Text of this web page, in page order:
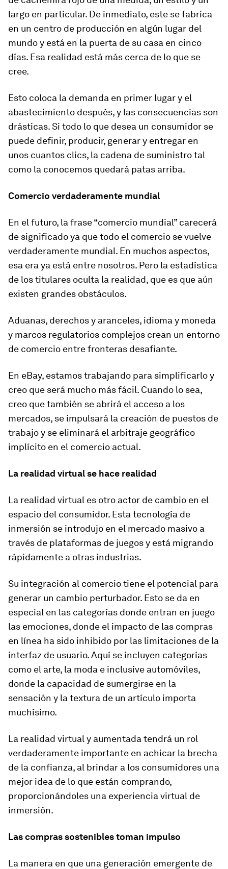
largo en particular. De inmediato, este se fabrica
en un centro de producción en algún lugar del
mundo y está en la puerta de su casa en cinco
días. Esa realidad está más cerca de lo que se
cree.
Esto coloca la demanda en primer lugar y el
abastecimiento después, y las consecuencias son
drásticas. Si todo lo que desea un consumidor se
puede definir, producir, generar y entregar en
unos cuantos clics, la cadena de suministro tal
como la conocemos quedará patas arriba.
Comercio verdaderamente mundial
En el futuro, la frase “comercio mundial” carecerá
de significado ya que todo el comercio se vuelve
verdaderamente mundial. En muchos aspectos,
esa era ya está entre nosotros. Pero la estadística
de los titulares oculta la realidad, que es que aún
existen grandes obstáculos.
Aduanas, derechos y aranceles, idioma y moneda
y marcos regulatorios complejos crean un entorno
de comercio entre fronteras desafiante.
En eBay, estamos trabajando para simplificarlo y
creo que será mucho más fácil. Cuando lo sea,
creo que también se abrirá el acceso a los
mercados, se impulsará la creación de puestos de
trabajo y se eliminará el arbitraje geográfico
implícito en el comercio actual.
La realidad virtual se hace realidad
La realidad virtual es otro actor de cambio en el
espacio del consumidor. Esta tecnología de
inmersión se introdujo en el mercado masivo a
través de plataformas de juegos y está migrando
rápidamente a otras industrias.
Su integración al comercio tiene el potencial para
generar un cambio perturbador. Esto se da en
especial en las categorías donde entran en juego
las emociones, donde el impacto de las compras
en línea ha sido inhibido por las limitaciones de la
interfaz de usuario. Aquí se incluyen categorías
como el arte, la moda e inclusive automóviles,
donde la capacidad de sumergirse en la
sensación y la textura de un artículo importa
muchísimo.
La realidad virtual y aumentada tendrá un rol
verdaderamente importante en achicar la brecha
de la confianza, al brindar a los consumidores una
mejor idea de lo que están comprando,
proporcionándoles una experiencia virtual de
inmersión.
Las compras sostenibles toman impulso
La manera en que una generación emergente de